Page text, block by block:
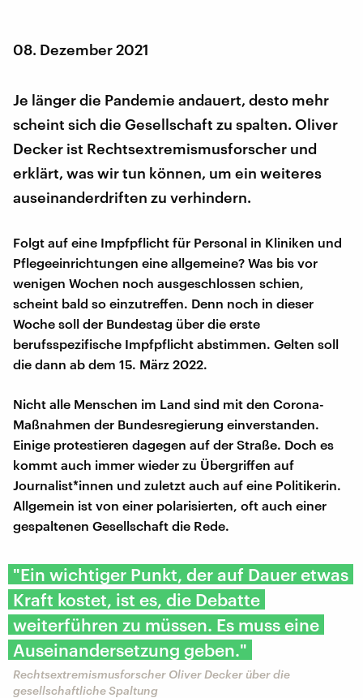
08. Dezember 2021
Je länger die Pandemie andauert, desto mehr
scheint sich die Gesellschaft zu spalten. Oliver
Decker ist Rechtsextremismusforscher und
erklärt, was wir tun können, um ein weiteres
auseinanderdriften zu verhindern.
Folgt auf eine Impfpflicht für Personal in Kliniken und
Pflegeeinrichtungen eine allgemeine? Was bis vor
wenigen Wochen noch ausgeschlossen schien,
scheint bald so einzutreffen. Denn noch in dieser
Woche soll der Bundestag über die erste
berufsspezifische Impfpflicht abstimmen. Gelten soll
die dann ab dem 15. März 2022.
Nicht alle Menschen im Land sind mit den Corona-
Maßnahmen der Bundesregierung einverstanden.
Einige protestieren dagegen auf der Straße. Doch es
kommt auch immer wieder zu Übergriffen auf
Journalist*innen und zuletzt auch auf eine Politikerin.
Allgemein ist von einer polarisierten, oft auch einer
gespaltenen Gesellschaft die Rede.
"Ein wichtiger Punkt, der auf Dauer etwas
Kraft kostet, ist es, die Debatte
weiterführen zu müssen. Es muss eine
Auseinandersetzung geben."
Rechtsextremismusforscher Oliver Decker über die
gesellschaftliche Spaltung